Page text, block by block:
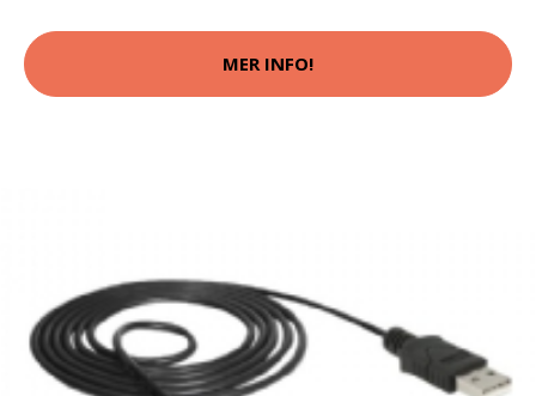
MER INFO!